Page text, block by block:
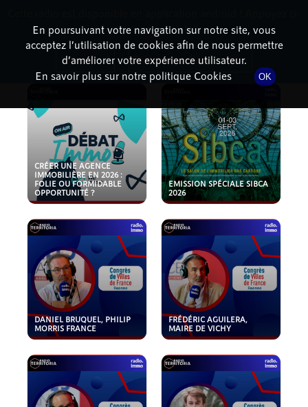
PODCASTS
CRÉER UNE AGENCE
IMMOBILIÈRE EN 2026 :
FOLIE OU FORMIDABLE
OPPORTUNITÉ ?
EMISSION SPÉCIALE SIBCA
2026
DANIEL BRUQUEL, PHILIP
MORRIS FRANCE
FRÉDÉRIC AGUILERA,
MAIRE DE VICHY
En poursuivant votre navigation sur notre site, vous
acceptez l’utilisation de cookies afin de nous permettre
d’améliorer votre expérience utilisateur.
En savoir plus sur notre politique Cookies
OK
dessous pour l'installer.
Non merci Télécharger l'application